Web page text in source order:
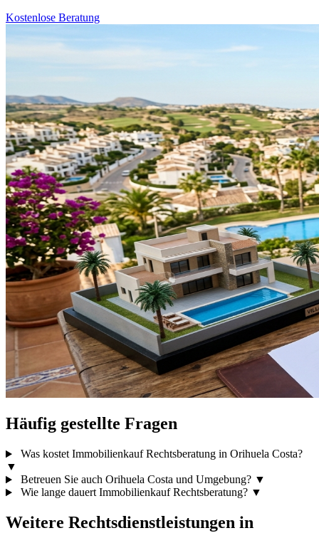
Kostenlose Beratung
Häufig gestellte Fragen
Was kostet Immobilienkauf Rechtsberatung in Orihuela Costa?
▼
Betreuen Sie auch Orihuela Costa und Umgebung? ▼
Wie lange dauert Immobilienkauf Rechtsberatung? ▼
Weitere Rechtsdienstleistungen in